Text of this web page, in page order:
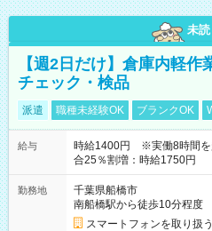
未読
【週2日だけ】倉庫内軽
チェック・検品
派遣 職種未経験OK ブランクOK
給与
時給1400円 ※実働8時間を
合25％割増：時給1750円
勤務地
千葉県船橋市
南船橋駅から徒歩10分程度
スマートフォンを取り扱